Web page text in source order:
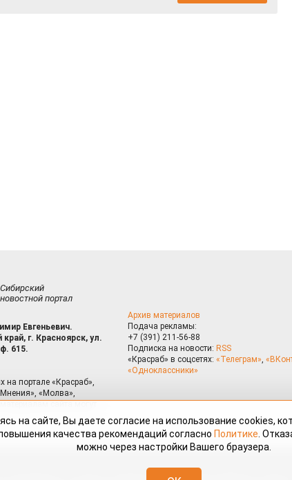
Сибирский
новостной портал
Евгеньевич.
г. Красноярск, ул.
615.
на портале «Красраб»,
«Молва»,
сайта могут
Архив материалов
Подача рекламы:
+7 (391) 211-56-88
Подписка на новости: RSS
«Красраб» в соцсетях: «Телеграм»,
«Одноклассники»
на портале «Красраб.ру» сотрудниками редакции,
на сайте, Вы даете согласие на использование cookies,
качества рекомендаций согласно Политике .
можно через настройки Вашего браузера.